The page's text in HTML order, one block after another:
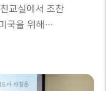
교실에서 조찬
국을 위해